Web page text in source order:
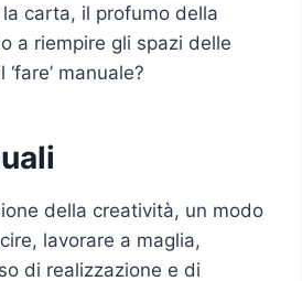
carta, il profumo della
a riempire gli spazi delle
manuale?
della creatività, un modo
lavorare a maglia,
di realizzazione e di